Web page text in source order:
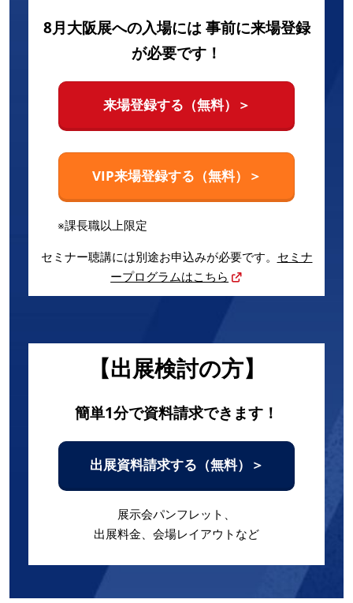
8月大阪展への入場には 事前に来場登録
が必要です！
来場登録する（無料）＞
VIP来場登録する（無料）＞
※課長職以上限定
セミナー聴講には別途お申込みが必要です。 セミナ
ープログラムはこちら
【出展検討の方】
簡単1分で資料請求できます！
出展資料請求する（無料）＞
展示会パンフレット、
出展料金、会場レイアウトなど